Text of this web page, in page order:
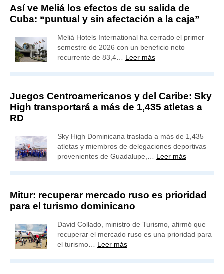
Así ve Meliá los efectos de su salida de
Cuba: “puntual y sin afectación a la caja”
Meliá Hotels International ha cerrado el primer
semestre de 2026 con un beneficio neto
recurrente de 83,4… Leer más
Juegos Centroamericanos y del Caribe: Sky
High transportará a más de 1,435 atletas a
RD
Sky High Dominicana traslada a más de 1,435
atletas y miembros de delegaciones deportivas
provenientes de Guadalupe,… Leer más
Mitur: recuperar mercado ruso es prioridad
para el turismo dominicano
David Collado, ministro de Turismo, afirmó que
recuperar el mercado ruso es una prioridad para
el turismo… Leer más